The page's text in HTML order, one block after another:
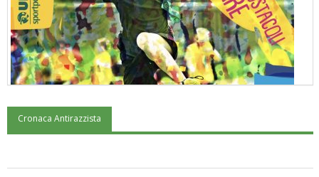
"Superare gli ostacoli": la relazione di Tiziano Pesce al CN Uisp
Cronaca Antirazzista